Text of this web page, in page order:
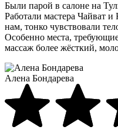
Были парой в салоне на
Работали мастера Чайват
нам, тонко чувствовали
Особенно места,
массаж более жёсткий,
Алена Бондарева